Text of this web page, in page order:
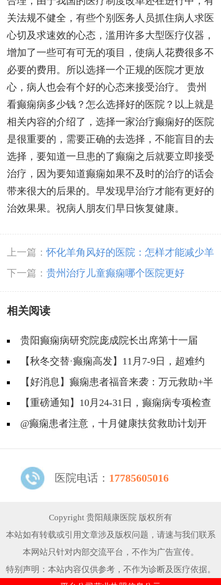
关法规不健全，有些个别医务人员抓住病人求医
心切及求速效的心态，滥用许多大型医疗仪器，
增加了一些可有可无的项目，使病人花费很多不
必要的费用。所以选择一个正规的医院才更放
心，病人也会有个好的心态来接受治疗。 贵州
看癫痫病多少钱？怎么选择好的医院？以上就是
相关内容的介绍了，选择一家治疗癫痫好的医院
是很重要的，需要正确的去选择，不能盲目的去
选择，要知道一旦患的了癫痫之后就要立即接受
治疗，因为要知道癫痫如果不及时的治疗的话会
带来很大的后果的。早发现早治疗才能有更好的
治效果果。祝病人朋友们早日恢复健康。
上一篇：怀化羊角风好的医院：怎样才能减少羊
角风的发病率？
下一篇： 贵州治疗儿童癫痫哪个医院更好
相关阅读
贵阳癫痫病研究院庞成院长出席第十一届
CAAE国际癫痫论坛暨协会成立20周年庆典
【秋冬交替·癫痫高发】11月7-9日，超难约
的北京三甲名医，携手贵州专家团共抗癫痫，速
约！
【好消息】癫痫患者福音来袭：万元救助+半
价专项检查+京黔专家免费亲诊，符合条件者速
申请！
【重磅通知】10月24-31日，癫痫病专项检查
全额救助+京黔名医免费亲诊+高达万元补贴，
@癫痫患者注意，十月健康扶贫救助计划开
额！
医院电话： 17785605016
Copyright 贵阳颠康医院 版权所有
本站如有转载或引用文章涉及版权问题，请速与我们联系
本网站只针对内部交流平台，不作为广告宣传。
特别声明：本站内容仅供参考，不作为诊断及医疗依据。